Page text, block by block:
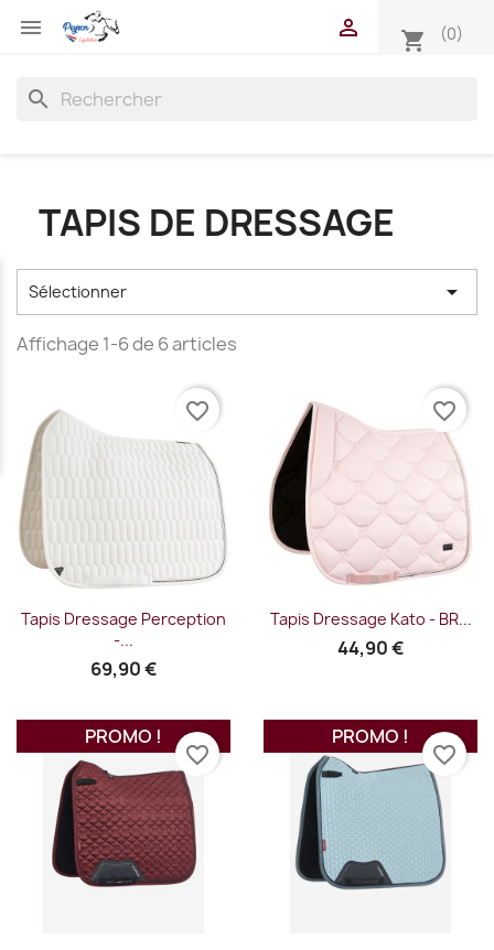
 shopping_cart (0)

search
TAPIS DE DRESSAGE
Sélectionner 
Affichage 1-6 de 6 articles
Tapis Dressage Perception
-...
69,90 €
favorite_border
Tapis Dressage Kato - BR...
44,90 €
favorite_border
PROMO !
favorite_border
PROMO !
favorite_border